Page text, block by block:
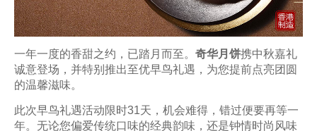
一年一度的香甜之约，已踏月而至。 奇华月饼携中秋嘉礼
诚意登场，并特别推出至优早鸟礼遇，为您提前点亮团圆
的温馨滋味。
此次早鸟礼遇活动限时31天，机会难得，错过便要再等一
年。无论您偏爱传统口味的经典韵味，还是钟情时尚风味